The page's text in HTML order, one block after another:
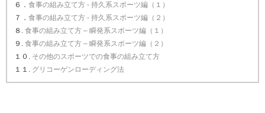
６． 食事の組み立て方 - 持久系スポーツ編（１）
７． 食事の組み立て方 - 持久系スポーツ編（２）
８. 食事の組み立て方 – 瞬発系スポーツ編（１）
９. 食事の組み立て方 – 瞬発系スポーツ編（２）
１０. その他のスポーツでの食事の組み立て方
１１. グリコーゲンローディング法